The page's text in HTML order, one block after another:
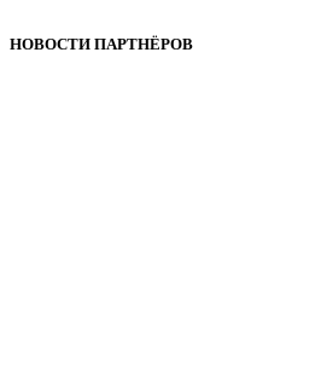
НОВОСТИ ПАРТНЁРОВ